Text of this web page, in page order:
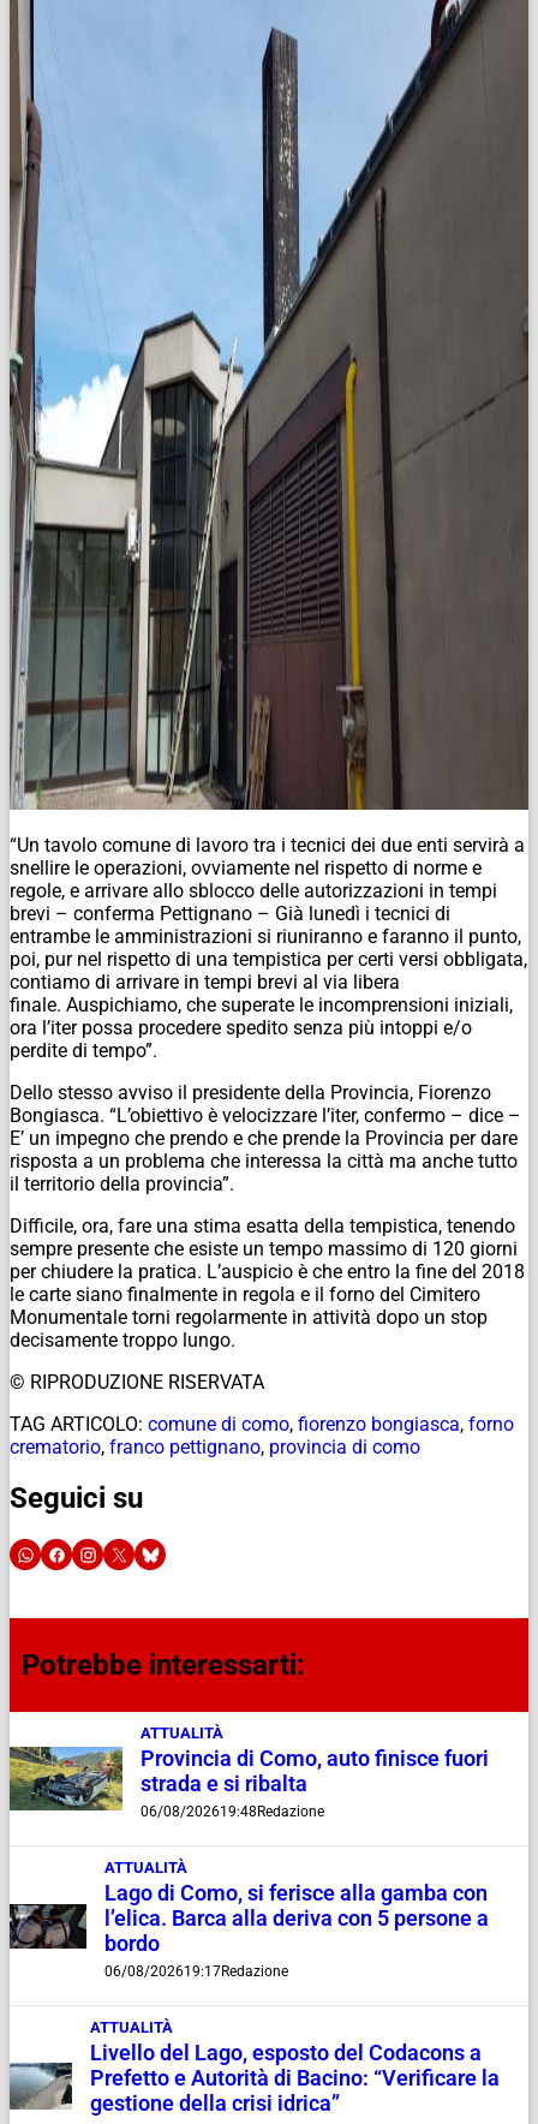
“Un tavolo comune di lavoro tra i tecnici dei due enti servirà a
snellire le operazioni, ovviamente nel rispetto di norme e
regole, e arrivare allo sblocco delle autorizzazioni in tempi
brevi – conferma Pettignano – Già lunedì i tecnici di
entrambe le amministrazioni si riuniranno e faranno il punto,
poi, pur nel rispetto di una tempistica per certi versi obbligata,
contiamo di arrivare in tempi brevi al via libera
finale. Auspichiamo, che superate le incomprensioni iniziali,
ora l’iter possa procedere spedito senza più intoppi e/o
perdite di tempo”.
Dello stesso avviso il presidente della Provincia, Fiorenzo
Bongiasca. “L’obiettivo è velocizzare l’iter, confermo – dice –
E’ un impegno che prendo e che prende la Provincia per dare
risposta a un problema che interessa la città ma anche tutto
il territorio della provincia”.
Difficile, ora, fare una stima esatta della tempistica, tenendo
sempre presente che esiste un tempo massimo di 120 giorni
per chiudere la pratica. L’auspicio è che entro la fine del 2018
le carte siano finalmente in regola e il forno del Cimitero
Monumentale torni regolarmente in attività dopo un stop
decisamente troppo lungo.
© RIPRODUZIONE RISERVATA
TAG ARTICOLO: comune di como, fiorenzo bongiasca, forno
crematorio, franco pettignano, provincia di como
Seguici su
Potrebbe interessarti:
ATTUALITÀ
Provincia di Como, auto finisce fuori
strada e si ribalta
06/08/202619:48 Redazione
ATTUALITÀ
Lago di Como, si ferisce alla gamba con
l’elica. Barca alla deriva con 5 persone a
bordo
06/08/202619:17Redazione
ATTUALITÀ
Livello del Lago, esposto del Codacons a
Prefetto e Autorità di Bacino: “Verificare la
gestione della crisi idrica”